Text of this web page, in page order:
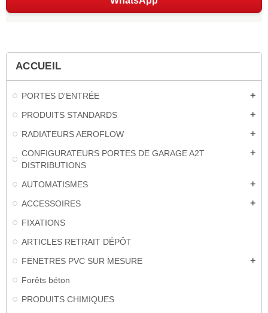
ACCUEIL
PORTES D'ENTRÉE add
PRODUITS STANDARDS add
RADIATEURS AEROFLOW add
CONFIGURATEURS PORTES DE GARAGE A2T
DISTRIBUTIONS
add
AUTOMATISMES add
ACCESSOIRES add
FIXATIONS
ARTICLES RETRAIT DÉPÔT
FENETRES PVC SUR MESURE
add
Forêts béton
PRODUITS CHIMIQUES